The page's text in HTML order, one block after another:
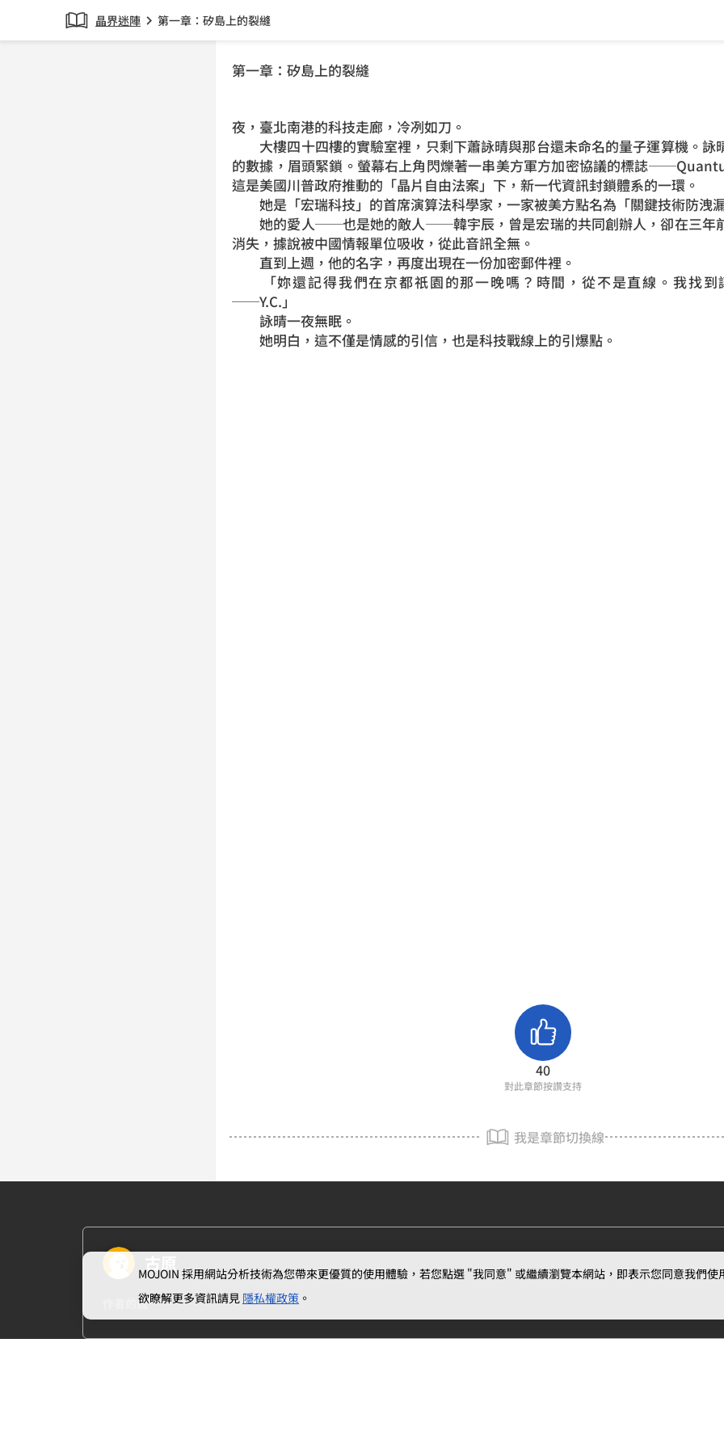
晶界迷陣 chevron_right 第一章：矽島上的裂縫
第一章：矽島上的裂縫
夜，臺北南港的科技走廊，冷冽如刀。
大樓四十四樓的實驗室裡，只剩下蕭詠晴與那台還未命名的量子運算機。詠
的數據，眉頭緊鎖。螢幕右上角閃爍著一串美方軍方加密協議的標誌
這是美國川普政府推動的「晶片自由法案」下，新一代資訊封鎖體系的一環。
她是「宏瑞科技」的首席演算法科學家，一家被美方點名為「關鍵技術防洩
她的愛人──也是她的敵人──韓宇辰，曾是宏瑞的共同創辦人，卻在三年
消失，據說被中國情報單位吸收，從此音訊全無。
直到上週，他的名字，再度出現在一份加密郵件裡。
「妳還記得我們在京都祇園的那一晚嗎？時間，從不是直線。我找到
──Y.C.」
詠晴一夜無眠。
她明白，這不僅是情感的引信，也是科技戰線上的引爆點。
40
對此章節按讚支持
我是章節切換線
作者的話
MOJOIN 採用網站分析技術為您帶來更優質的使用體驗，若您點選 "我同意" 或繼續瀏覽本網站，即表示您同意我們使
欲瞭解更多資訊請見 隱私權政策 。